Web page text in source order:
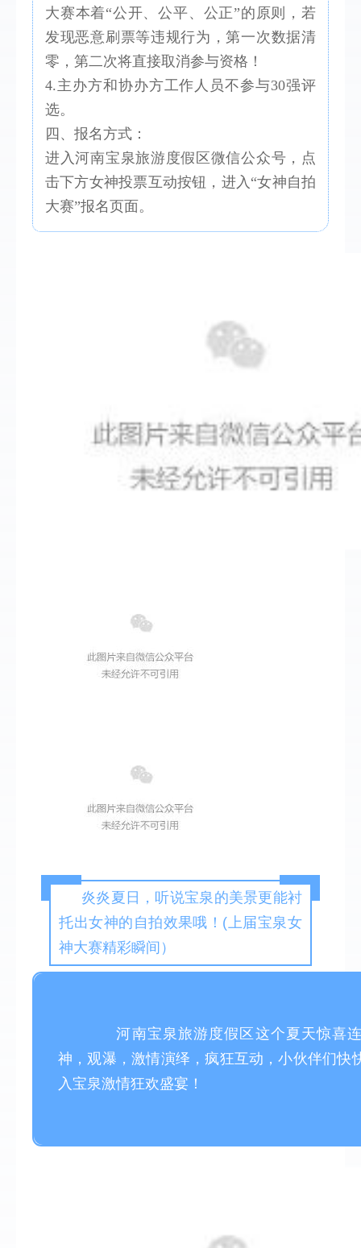
大赛本着“公开、公平、公正”的原则，若
发现恶意刷票等违规行为，第一次数据清
零，第二次将直接取消参与资格！
4.主办方和协办方工作人员不参与30强评
选。
四、报名方式：
进入河南宝泉旅游度假区微信公众号，点
击下方女神投票互动按钮，进入“女神自拍
大赛”报名页面。
炎炎夏日，听说宝泉的美景更能衬
托出女神的自拍效果哦！(上届宝泉女
神大赛精彩瞬间）
河南宝泉旅游度假区这个夏天惊喜
神，观瀑，激情演绎，疯狂互动，小伙伴们快
入宝泉激情狂欢盛宴！